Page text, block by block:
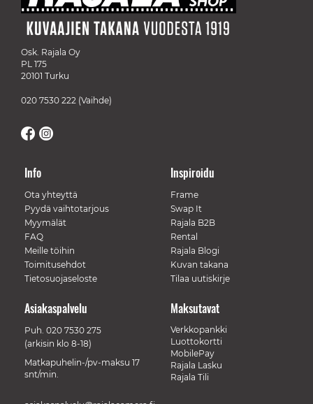
Osk. Rajala Oy
PL 175
20101 Turku
020 7530 222 (Vaihde)
Info
Ota yhteyttä
Pyydä vaihtotarjous
Myymälät
FAQ
Meille töihin
Toimitusehdot
Tietosuojaseloste
Inspiroidu
Frame
Swap It
Rajala B2B
Rental
Rajala Blogi
Kuvan takana
Tilaa uutiskirje
Maksutavat
Verkkopankki
Luottokortti
MobilePay
Rajala Lasku
Rajala Tili
Asiakaspalvelu
Puh. 020 7530 275
(arkisin klo 8-18)
Matkapuhelin-/pv-maksu 17
snt/min.